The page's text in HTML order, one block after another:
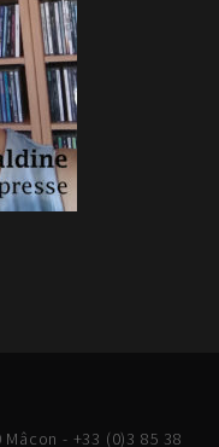
- +33 (0)3 85 38